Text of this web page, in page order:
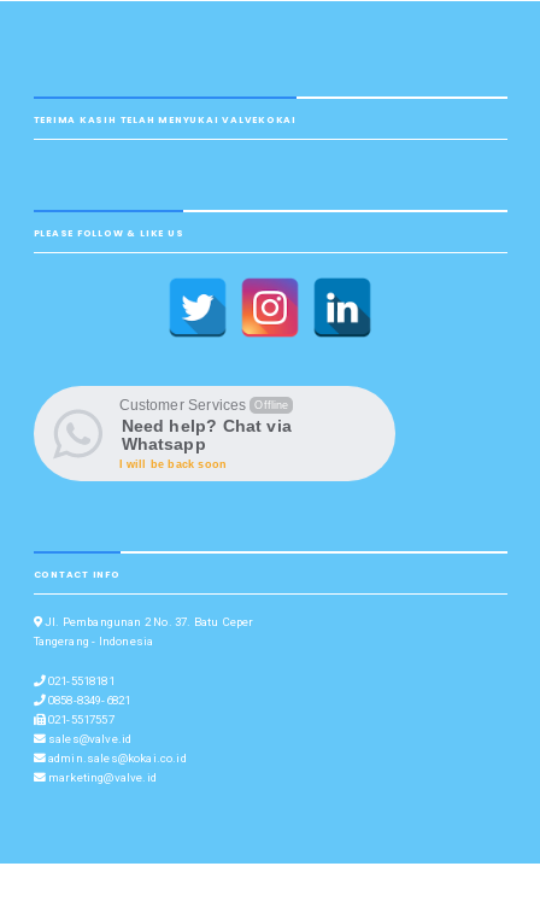
TERIMA KASIH TELAH MENYUKAI VALVEKOKAI
PLEASE FOLLOW & LIKE US
Customer Services Offline
Need help? Chat via
Whatsapp
I will be back soon
CONTACT INFO
Jl. Pembangunan 2 No. 37. Batu Ceper
Tangerang - Indonesia
021-5518181
0858-8349-6821
021-5517557
sales@valve.id
admin.sales@kokai.co.id
marketing@valve.id